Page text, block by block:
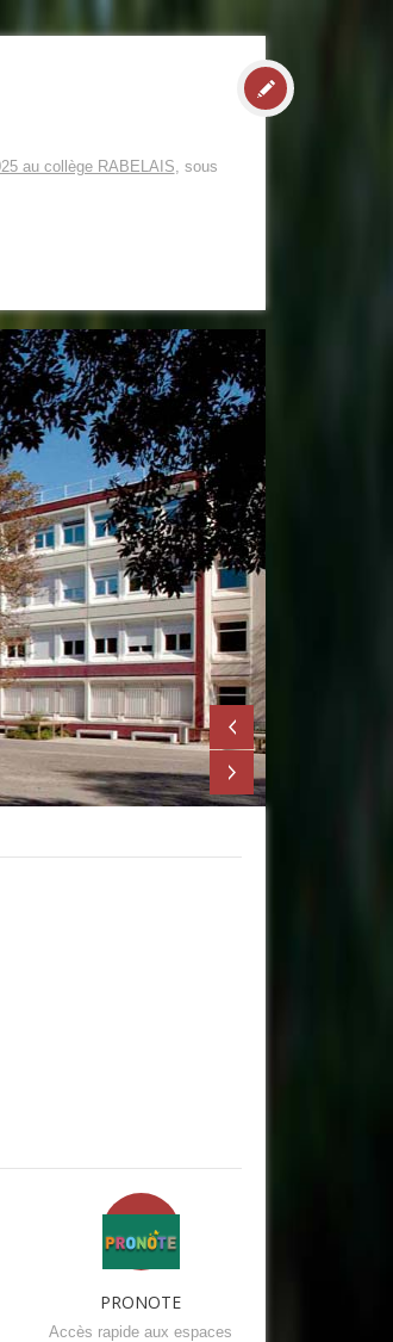
au collège RABELAIS, sous
PRONOTE
Accès rapide aux espaces